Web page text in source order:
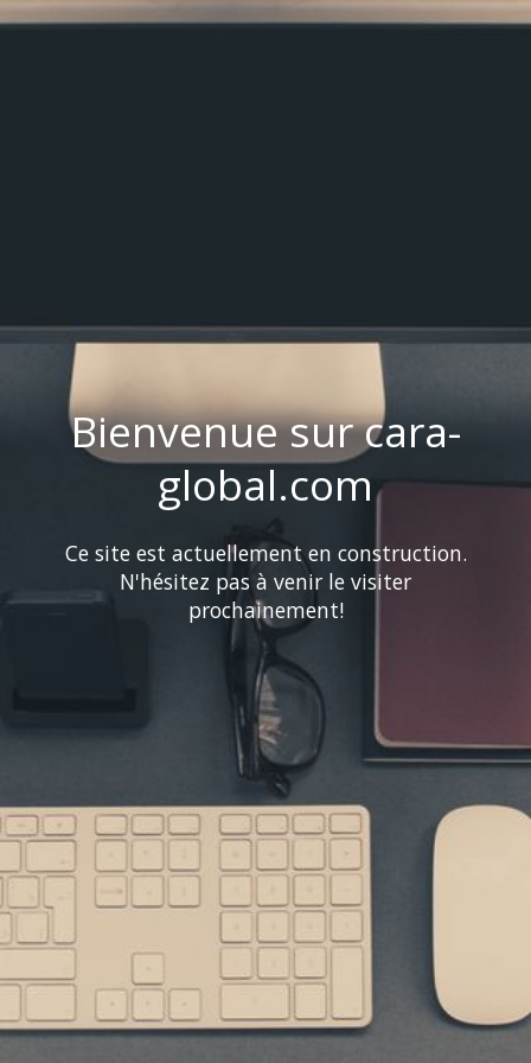
Bienvenue sur cara-
global.com
Ce site est actuellement en construction.
N'hésitez pas à venir le visiter
prochainement!